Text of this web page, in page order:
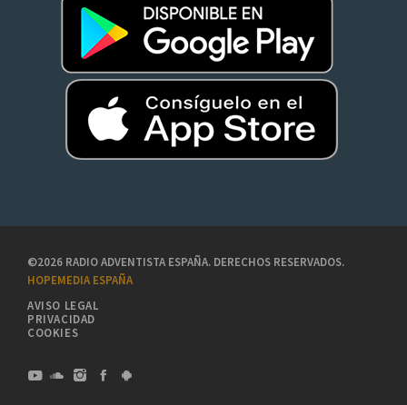
©2026 RADIO ADVENTISTA ESPAÑA. DERECHOS RESERVADOS.
HOPEMEDIA ESPAÑA
AVISO LEGAL
PRIVACIDAD
COOKIES